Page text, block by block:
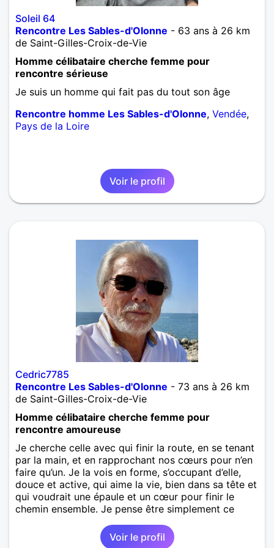
Soleil 64
Rencontre Les Sables-d'Olonne - 63 ans à 26 km
de Saint-Gilles-Croix-de-Vie
Homme célibataire cherche femme pour
rencontre sérieuse
Je suis un homme qui fait pas du tout son âge
Rencontre homme Les Sables-d'Olonne, Vendée,
Pays de la Loire
Voir le profil
Cedric7785
Rencontre Les Sables-d'Olonne - 73 ans à 26 km
de Saint-Gilles-Croix-de-Vie
Homme célibataire cherche femme pour
rencontre amoureuse
Je cherche celle avec qui finir la route, en se tenant
par la main, et en rapprochant nos cœurs pour n’en
faire qu’un. Je la vois en forme, s’occupant d’elle,
douce et active, qui aime la vie, bien dans sa tête et
qui voudrait une épaule et un cœur pour finir le
chemin ensemble. Je pense être simplement ce
prévenant. J’aime la vie, elle a parfois été dure. J’ai
un fils et deux petits enfants. J’aime les animaux.
Voir le profil